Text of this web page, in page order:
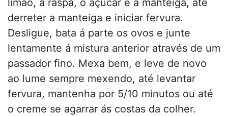
limão, a raspa, o açúcar e a manteiga, até
derreter a manteiga e iniciar fervura.
Desligue, bata á parte os ovos e junte
lentamente á mistura anterior através de um
passador fino. Mexa bem, e leve de novo
ao lume sempre mexendo, até levantar
fervura, mantenha por 5/10 minutos ou até
o creme se agarrar ás costas da colher.